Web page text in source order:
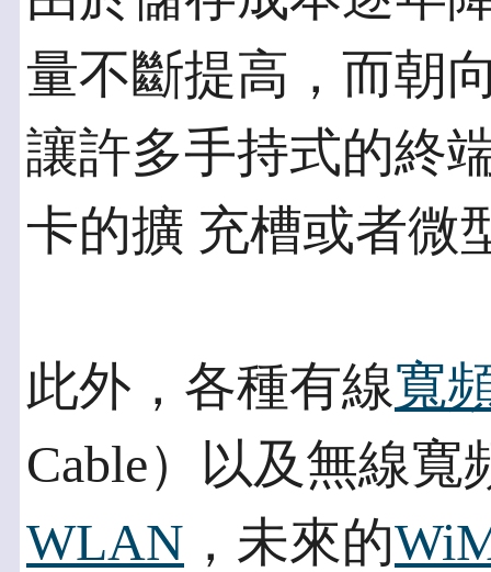
量不斷提高，而朝
讓許多手持式的終
卡的擴 充槽或者微
此外，各種有線寬
Cable）以及無線
WLAN ，未來的